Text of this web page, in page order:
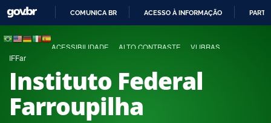
COMUNICA BR ACESSO À INFORMAÇÃO
ACESSIBILIDADE ALTO CONTRASTE VLIBRAS
IFFar
Instituto Federal
Farroupilha